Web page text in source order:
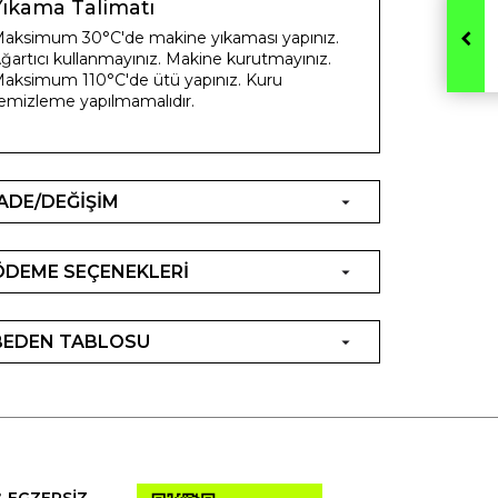
Talimatı
30°C'de makine yıkaması yapınız.
kullanmayınız. Makine kurutmayınız.
110°C'de ütü yapınız. Kuru
yapılmamalıdır.
DEĞİŞİM
SEÇENEKLERİ
TABLOSU